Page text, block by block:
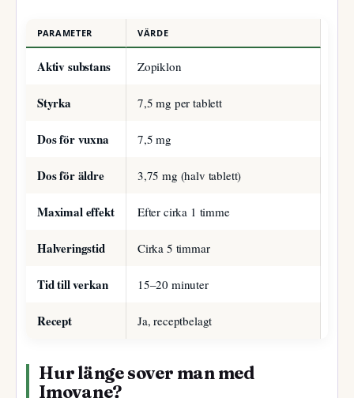
PARAMETER VÄRDE
Aktiv substans Zopiklon
Styrka 7,5 mg per tablett
Dos för vuxna 7,5 mg
Dos för äldre 3,75 mg (halv tablett)
Maximal effekt Efter cirka 1 timme
Halveringstid Cirka 5 timmar
Tid till verkan 15–20 minuter
Recept Ja, receptbelagt
Hur länge sover man med
Imovane?